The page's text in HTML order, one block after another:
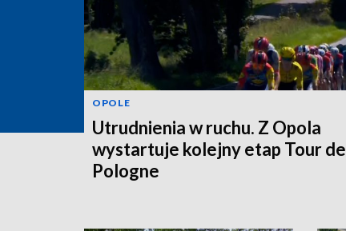
OPOLE
Utrudnienia w ruchu. Z Opola
wystartuje kolejny etap Tour de
Pologne